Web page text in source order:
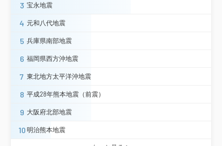
かすみがうら市上土田（旧）＊
鉾田市汲上（旧）＊
つくばみらい市加藤＊
栃木県
市貝町市塙＊
3 宝永地震
4 元和八代地震
5 兵庫県南部地震
6 福岡県西方沖地震
7 東北地方太平洋沖地震
8 平成28年熊本地震（前震）
9 大阪府北部地震
10 明治熊本地震